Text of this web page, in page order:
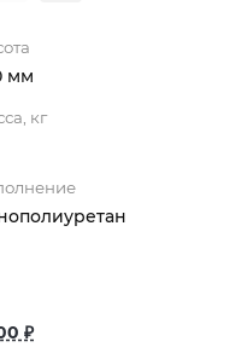
мм
кг
₽